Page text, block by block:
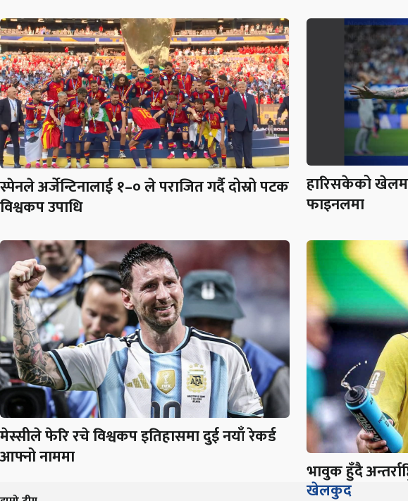
स्पेनले अर्जेन्टिनालाई १–० ले पराजित गर्दै दोस्रो पटक
विश्वकप उपाधि
हारिसकेको खेलमा
फाइनलमा
मेस्सीले फेरि रचे विश्वकप इतिहासमा दुई नयाँ रेकर्ड
आफ्नो नाममा
भावुक हुँदै
खेलकुद